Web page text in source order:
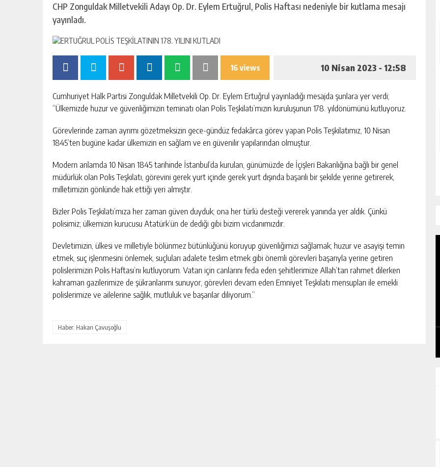
CHP Zonguldak Milletvekili Adayı Op. Dr. Eylem Ertuğrul, Polis Haftası nedeniyle bir kutlama mesajı
yayınladı.
16 views 10 Nisan 2023 - 12:58
Cumhuriyet Halk Partisi Zonguldak Milletvekili Op. Dr. Eylem Ertuğrul yayınladığı mesajda şunlara yer verdi;
“Ülkemizde huzur ve güvenliğimizin teminatı olan Polis Teşkilatı’mızın kuruluşunun 178. yıldönümünü kutluyoruz.
Görevlerinde zaman ayrımı gözetmeksizin gece-gündüz fedakârca görev yapan Polis Teşkilatımız, 10 Nisan
1845’ten bugüne kadar ülkemizin en sağlam ve en güvenilir yapılarından olmuştur.
Modern anlamda 10 Nisan 1845 tarihinde İstanbul’da kurulan, günümüzde de İçişleri Bakanlığına bağlı bir genel
müdürlük olan Polis Teşkilatı, görevini gerek yurt içinde gerek yurt dışında başarılı bir şekilde yerine getirerek,
milletimizin gönlünde hak ettiği yeri almıştır.
Bizler Polis Teşkilatı’mıza her zaman güven duyduk; ona her türlü desteği vererek yanında yer aldık. Çünkü
polisimiz; ülkemizin kurucusu Atatürk’ün de dediği gibi bizim vicdanımızdır.
Devletimizin, ülkesi ve milletiyle bölünmez bütünlüğünü koruyup güvenliğimizi sağlamak; huzur ve asayişi temin
etmek, suç işlenmesini önlemek, suçluları adalete teslim etmek gibi önemli görevleri başarıyla yerine getiren
polislerimizin Polis Haftası’nı kutluyorum. Vatan için canlarını feda eden şehitlerimize Allah’tan rahmet dilerken
kahraman gazilerimize de şükranlarımı sunuyor, görevleri devam eden Emniyet Teşkilatı mensupları ile emekli
polislerimize ve ailelerine sağlık, mutluluk ve başarılar diliyorum.”
Haber: Hakan Çavuşoğlu
ZONGULDAK’TA YENI PARTI İLÇE